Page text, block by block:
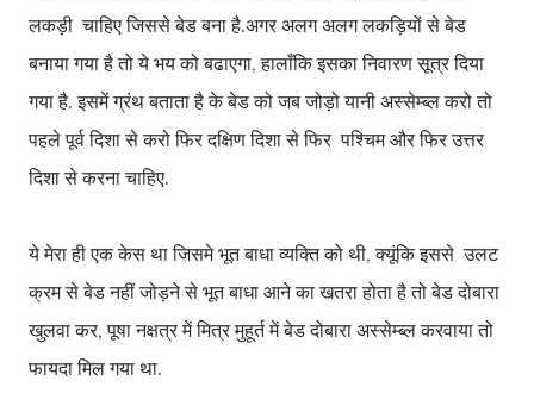
लकड़ी चाहिए जिससे बेड बना है.अगर अलग अलग लकड़ियों से बेड
बनाया गया है तो ये भय को बढाएगा, हालाँकि इसका निवारण सूत्र दिया
गया है. इसमें ग्रंथ बताता है के बेड को जब जोड़ो यानी अस्सेम्ब्ल करो तो
पहले पूर्व दिशा से करो फिर दक्षिण दिशा से फिर पश्चिम और फिर उत्तर
दिशा से करना चाहिए.
ये मेरा ही एक केस था जिसमे भूत बाधा व्यक्ति को थी, क्यूंकि इससे उलट
क्रम से बेड नहीं जोड़ने से भूत बाधा आने का खतरा होता है तो बेड दोबारा
खुलवा कर, पूषा नक्षत्र में मित्र मुहूर्त में बेड दोबारा अस्सेम्ब्ल करवाया तो
फायदा मिल गया था.